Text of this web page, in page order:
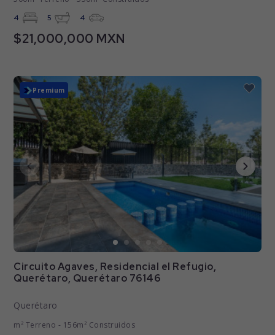
4 5 4
$21,000,000 MXN
Circuito Agaves, Residencial el Refugio,
Querétaro, Querétaro 76146
Querétaro
m² Terreno - 156m² Construidos
Nuevo
Premium